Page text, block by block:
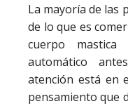
La mayoría de las
de lo que es
cuerpo
automático
atención está en
pensamiento que